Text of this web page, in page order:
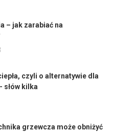
– jak zarabiać na
czyli o alternatywie dla
słów kilka
grzewcza może obniżyć